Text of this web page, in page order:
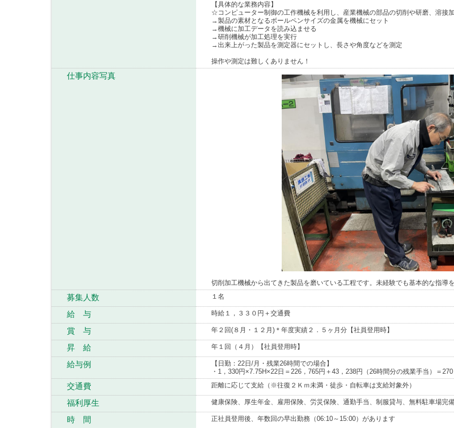
【具体的な業務内容】
☆コンピューター制御の工作機械を利用し、産業機械の部品の切削や研磨、溶接
→製品の素材となるボールペンサイズの金属を機械にセット
→機械に加工データを読み込ませる
→研削機械が加工処理を実行
→出来上がった製品を測定器にセットし、長さや角度などを測定
操作や測定は難しくありません！
仕事内容写真
切削加工機械から出てきた製品を磨いている工程です。未経験でも基本的な指導
募集人数 １名
給 与 時給１，３３０円＋交通費
賞 与 年２回(８月・１２月)＊年度実績２．５ヶ月分【社員登用時】
昇 給 年１回（４月）【社員登用時】
給与例
【日勤：22日/月・残業26時間での場合】
・1，330円×7.75H×22日＝226，765円＋43，238円（26時間分の残業手当）＝
交通費 距離に応じて支給（※往復２Ｋｍ未満・徒歩・自転車は支給対象外）
福利厚生 健康保険、厚生年金、雇用保険、労災保険、通勤手当、制服貸与、無料駐車場完
時 間 正社員登用後、年数回の早出勤務（06:10～15:00）があります